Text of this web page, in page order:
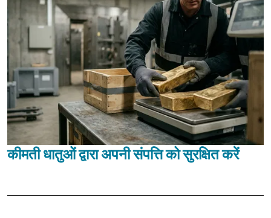
कीमती धातुओं द्वारा अपनी संपत्ति को सुरक्षित करें